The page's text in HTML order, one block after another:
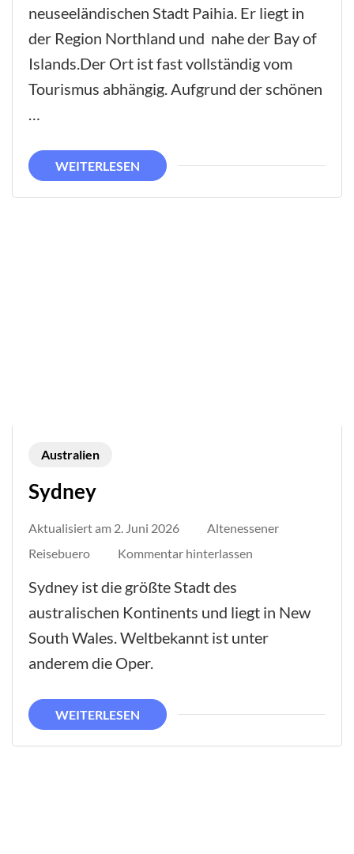
neuseeländischen Stadt Paihia. Er liegt in
der Region Northland und nahe der Bay of
Islands.Der Ort ist fast vollständig vom
Tourismus abhängig. Aufgrund der schönen
WEITERLESEN
Australien
Sydney
Aktualisiert am 2. Juni 2026
Altenessener
Reisebuero
Kommentar hinterlassen
Sydney ist die größte Stadt des
australischen Kontinents und liegt in New
South Wales. Weltbekannt ist unter
anderem die Oper.
WEITERLESEN